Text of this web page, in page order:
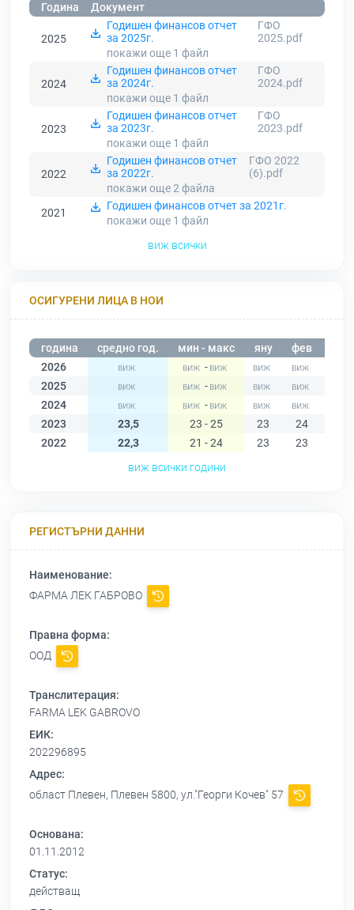
Година Документ
2025
Годишен финансов отчет
за 2025г.
ГФО
2025.pdf
покажи още 1 файл
2024
Годишен финансов отчет
за 2024г.
ГФО
2024.pdf
покажи още 1 файл
2023
Годишен финансов отчет
за 2023г.
ГФО
2023.pdf
покажи още 1 файл
2022
Годишен финансов отчет
за 2022г.
ГФО 2022
(6).pdf
покажи още 2файла
2021
Годишен финансов отчет за 2021г.
покажи още 1 файл
виж всички
ОСИГУРЕНИ ЛИЦА В НОИ
година средно год. мин - макс яну фев
2026
-
2025
-
2024
-
2023
23,5 23 - 25 23 24
2022
22,3 21 - 24 23 23
виж всички години
РЕГИСТЪРНИ ДАННИ
Наименование:
ФАРМА ЛЕК ГАБРОВО
Правна форма:
ООД
Транслитерация:
FARMA LEK GABROVO
ЕИК:
202296895
Адрес:
област Плевен, Плевен 5800, ул."Георги Кочев" 57
Основана:
01.11.2012
Статус:
действащ